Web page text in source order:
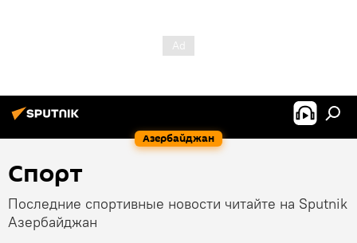
Азербайджан
Спорт
Последние спортивные новости читайте на Sputnik
Азербайджан